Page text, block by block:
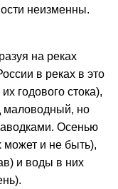
неизменны.
на реках
в реках в это
годового стока),
маловодный, но
Осенью
и не быть),
и воды в них